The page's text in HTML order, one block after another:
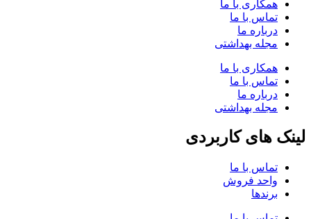
همکاری با ما
تماس با ما
درباره ما
مجله بهداشتی
همکاری با ما
تماس با ما
درباره ما
مجله بهداشتی
لینک های کاربردی
تماس با ما
واحد فروش
برندها